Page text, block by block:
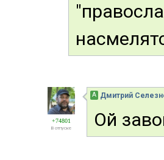
+74801
В отпуске
А Дмитрий
Ой